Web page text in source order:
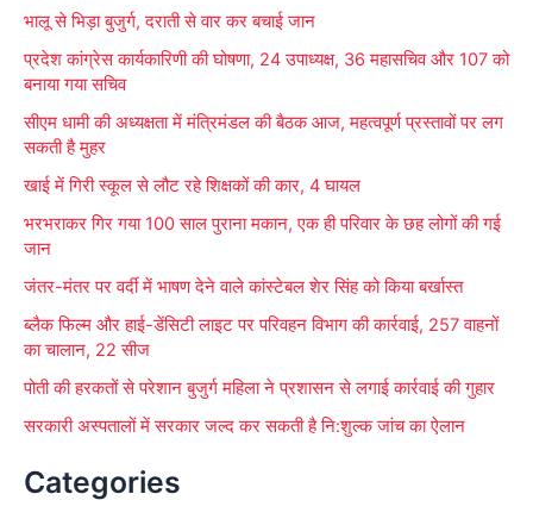
o
:
भालू से भिड़ा बुजुर्ग, दराती से वार कर बचाई जान
प्रदेश कांग्रेस कार्यकारिणी की घोषणा, 24 उपाध्यक्ष, 36 महासचिव और 107 को
बनाया गया सचिव
सीएम धामी की अध्यक्षता में मंत्रिमंडल की बैठक आज, महत्वपूर्ण प्रस्तावों पर लग
सकती है मुहर
खाई में गिरी स्कूल से लौट रहे शिक्षकों की कार, 4 घायल
भरभराकर गिर गया 100 साल पुराना मकान, एक ही परिवार के छह लोगों की गई
जान
जंतर-मंतर पर वर्दी में भाषण देने वाले कांस्टेबल शेर सिंह को किया बर्खास्त
ब्लैक फिल्म और हाई-डेंसिटी लाइट पर परिवहन विभाग की कार्रवाई, 257 वाहनों
का चालान, 22 सीज
पोती की हरकतों से परेशान बुजुर्ग महिला ने प्रशासन से लगाई कार्रवाई की गुहार
सरकारी अस्पतालों में सरकार जल्द कर सकती है नि:शुल्क जांच का ऐलान
Categories